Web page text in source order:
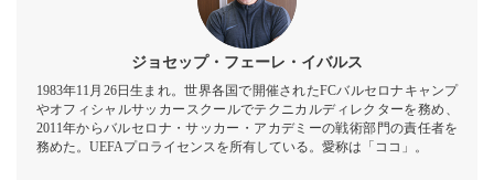
ジョセップ・フェーレ・イバルス
1983年11月26日生まれ。世界各国で開催されたFCバルセロナキャンプ
やオフィシャルサッカースクールでテクニカルディレクターを務め、
2011年からバルセロナ・サッカー・アカデミーの戦術部門の責任者を
務めた。UEFAプロライセンスを所有している。愛称は「ココ」。